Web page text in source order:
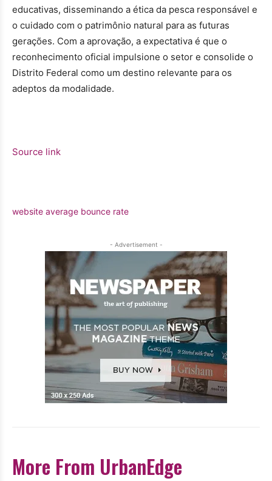
educativas, disseminando a ética da pesca responsável e
o cuidado com o patrimônio natural para as futuras
gerações. Com a aprovação, a expectativa é que o
reconhecimento oficial impulsione o setor e consolide o
Distrito Federal como um destino relevante para os
adeptos da modalidade.
Source link
website average bounce rate
- Advertisement -
More From UrbanEdge